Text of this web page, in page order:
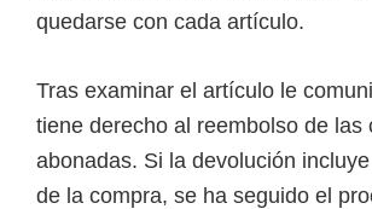
quedarse con cada artículo.
Tras examinar el artículo le
tiene derecho al reembolso de las
abonadas. Si la devolución
de la compra, se ha seguido el